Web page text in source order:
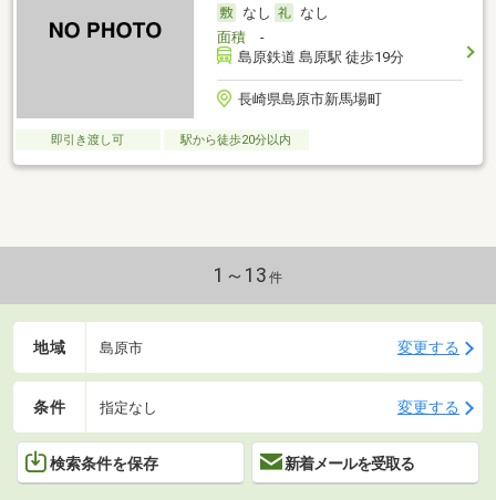
なし
なし
面積-
島原鉄道 島原駅 徒歩19分
長崎県島原市新馬場町
即引き渡し可 駅から徒歩20分以内
1～13 件
地域 島原市 変更する
条件 指定なし 変更する
検索条件を保存 新着メールを受取る